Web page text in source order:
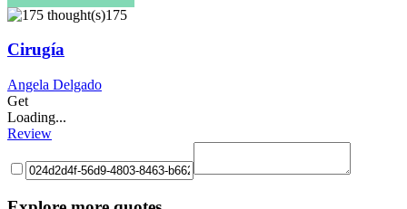
175
Cirugía
Angela Delgado
Get
Loading...
Review